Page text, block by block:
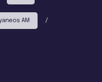
AM /